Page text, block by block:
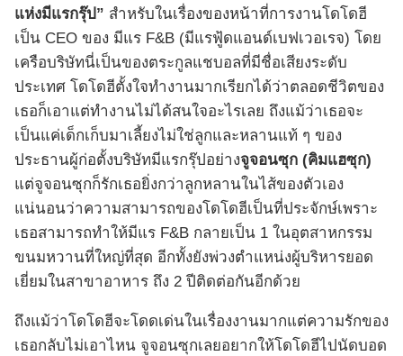
แห่งมีแรกรุ๊ป” สำหรับในเรื่องของหน้าที่การงานโดโดฮี
เป็น CEO ของ มีแร F&B (มีแรฟู้ดแอนด์เบฟเวอเรจ) โดย
เครือบริษัทนี่เป็นของตระกูลแชบอลที่มีชื่อเสียงระดับ
ประเทศ โดโดฮีตั้งใจทำงานมากเรียกได้ว่าตลอดชีวิตของ
เธอก็เอาแต่ทำงานไม่ได้สนใจอะไรเลย ถึงแม้ว่าเธอจะ
เป็นแค่เด็กเก็บมาเลี้ยงไม่ใช่ลูกและหลานแท้ ๆ ของ
ประธานผู้ก่อตั้งบริษัทมีแรกรุ๊ปอย่างจูจอนซุก (คิมแฮซุก)
แต่จูจอนซุกก็รักเธอยิ่งกว่าลูกหลานในไส้ของตัวเอง
แน่นอนว่าความสามารถของโดโดฮีเป็นที่ประจักษ์เพราะ
เธอสามารถทำให้มีแร F&B กลายเป็น 1 ในอุตสาหกรรม
ขนมหวานที่ใหญ่ที่สุด อีกทั้งยังพ่วงตำแหน่งผู้บริหารยอด
เยี่ยมในสาขาอาหาร ถึง 2 ปีติดต่อกันอีกด้วย
ถึงแม้ว่าโดโดฮีจะโดดเด่นในเรื่องงานมากแต่ความรักของ
เธอกลับไม่เอาไหน จูจอนซุกเลยอยากให้โดโดฮีไปนัดบอด